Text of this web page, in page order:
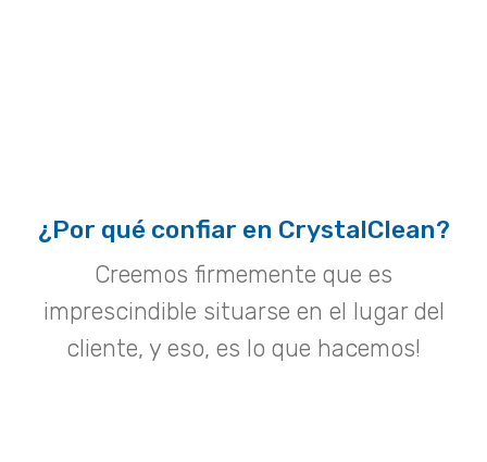
¿Por qué confiar en CrystalClean?
Creemos firmemente que es
imprescindible situarse en el lugar del
cliente, y eso, es lo que hacemos!